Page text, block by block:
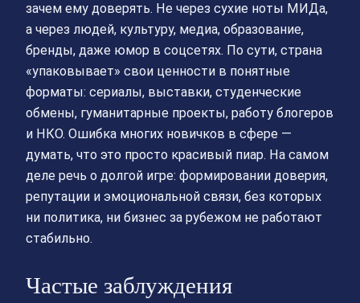
зачем ему доверять. Не через сухие ноты МИДа,
а через людей, культуру, медиа, образование,
бренды, даже юмор в соцсетях. По сути, страна
«упаковывает» свои ценности в понятные
форматы: сериалы, выставки, студенческие
обмены, гуманитарные проекты, работу блогеров
и НКО. Ошибка многих новичков в сфере —
думать, что это просто красивый пиар. На самом
деле речь о долгой игре: формировании доверия,
репутации и эмоциональной связи, без которых
ни политика, ни бизнес за рубежом не работают
стабильно.
Частые заблуждения